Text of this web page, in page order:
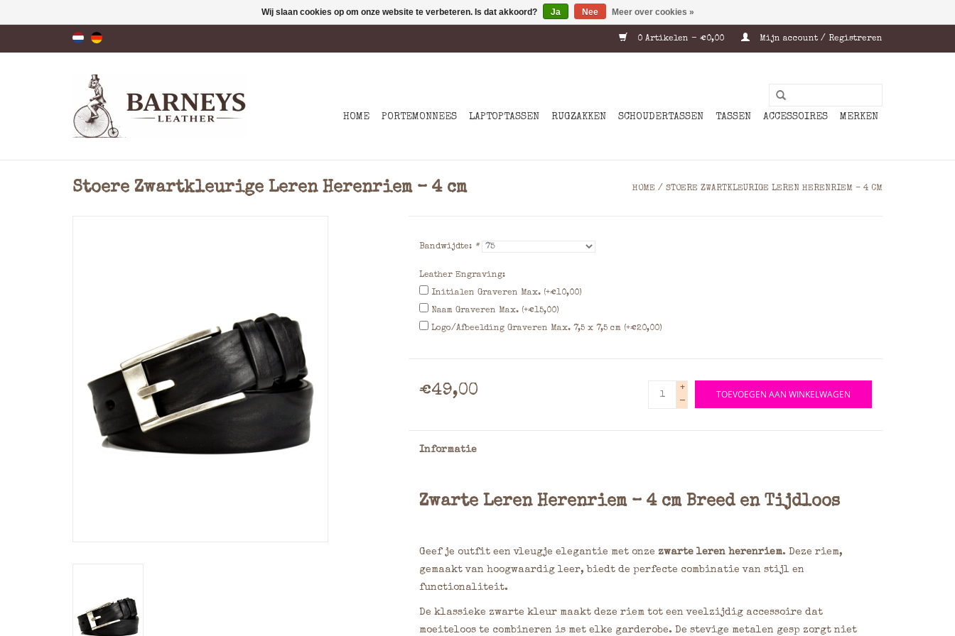
0 Artikelen - €0,00 Mijn account / Registreren
HOME PORTEMONNEES LAPTOPTASSEN RUGZAKKEN SCHOUDERTASSEN TASSEN ACCESSOIRES MERKEN
Stoere Zwartkleurige Leren Herenriem – 4 cm HOME / STOERE ZWARTKLEURIGE LEREN HERENRIEM – 4 CM
Bandwijdte: *
Leather Engraving:
Initialen Graveren Max. (+€10,00)
Naam Graveren Max. (+€15,00)
Logo/Afbeelding Graveren Max. 7,5 x 7,5 cm (+€20,00)
€49,00
+
-
TOEVOEGEN AAN WINKELWAGEN
Informatie
Zwarte Leren Herenriem – 4 cm Breed en Tijdloos
Geef je outfit een vleugje elegantie met onze zwarte leren herenriem. Deze riem,
gemaakt van hoogwaardig leer, biedt de perfecte combinatie van stijl en
functionaliteit.
De klassieke zwarte kleur maakt deze riem tot een veelzijdig accessoire dat
moeiteloos te combineren is met elke garderobe. De stevige metalen gesp zorgt niet
Wij slaan cookies op om onze website te verbeteren. Is dat akkoord? Ja Nee Meer over cookies »